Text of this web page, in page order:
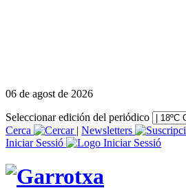
06 de agost de 2026
Seleccionar edición del periódico
Cerca
| Newsletters
Iniciar Sessió